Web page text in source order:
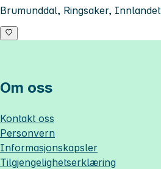
Brumunddal, Ringsaker, Innlandet
Om oss
Kontakt oss
Personvern
Informasjonskapsler
Tilgjengelighetserklæring